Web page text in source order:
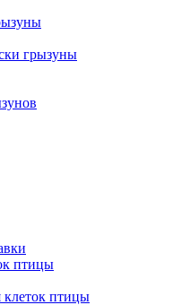
грызуны
птицы
клеток птицы